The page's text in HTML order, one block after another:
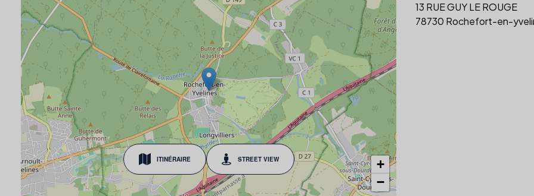
ITINÉRAIRE STREET VIEW
+
−
13 RUE GUY LE ROUGE
78730 Rochefort-en-